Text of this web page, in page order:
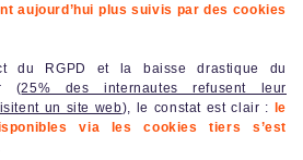
aujourd’hui plus suivis par des cookies
du RGPD et la baisse drastique du
(25% des internautes refusent leur
un site web), le constat est clair :
le
via les cookies tiers s’est